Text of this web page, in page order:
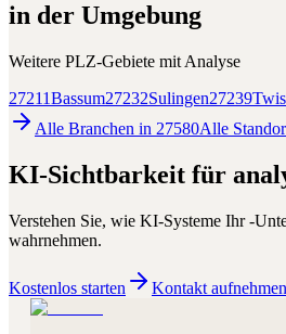
in der Umgebung
Weitere PLZ-Gebiete mit Analyse
27211Bassum27232Sulingen27239
Alle Branchen in 27580Alle
KI-Sichtbarkeit für
Verstehen Sie, wie KI-Systeme Ihr-
wahrnehmen.
Kostenlos starten Kontakt aufnehmen